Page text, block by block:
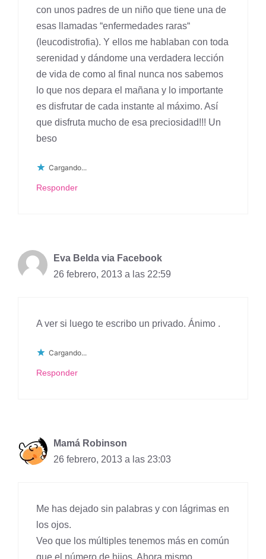
con unos padres de un niño que tiene una de
esas llamadas “enfermedades raras“
(leucodistrofia). Y ellos me hablaban con toda
serenidad y dándome una verdadera lección
de vida de como al final nunca nos sabemos
lo que nos depara el mañana y lo importante
es disfrutar de cada instante al máximo. Así
que disfruta mucho de esa preciosidad!!! Un
beso
Cargando...
Responder
Eva Belda via Facebook
26 febrero, 2013 a las 22:59
A ver si luego te escribo un privado. Ánimo .
Cargando...
Responder
Mamá Robinson
26 febrero, 2013 a las 23:03
Me has dejado sin palabras y con lágrimas en
los ojos.
Veo que los múltiples tenemos más en común
que el número de hijos. Ahora mismo